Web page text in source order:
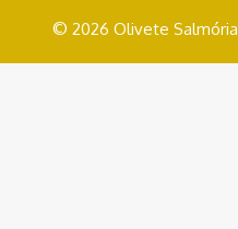
© 2026 Olivete Salmória